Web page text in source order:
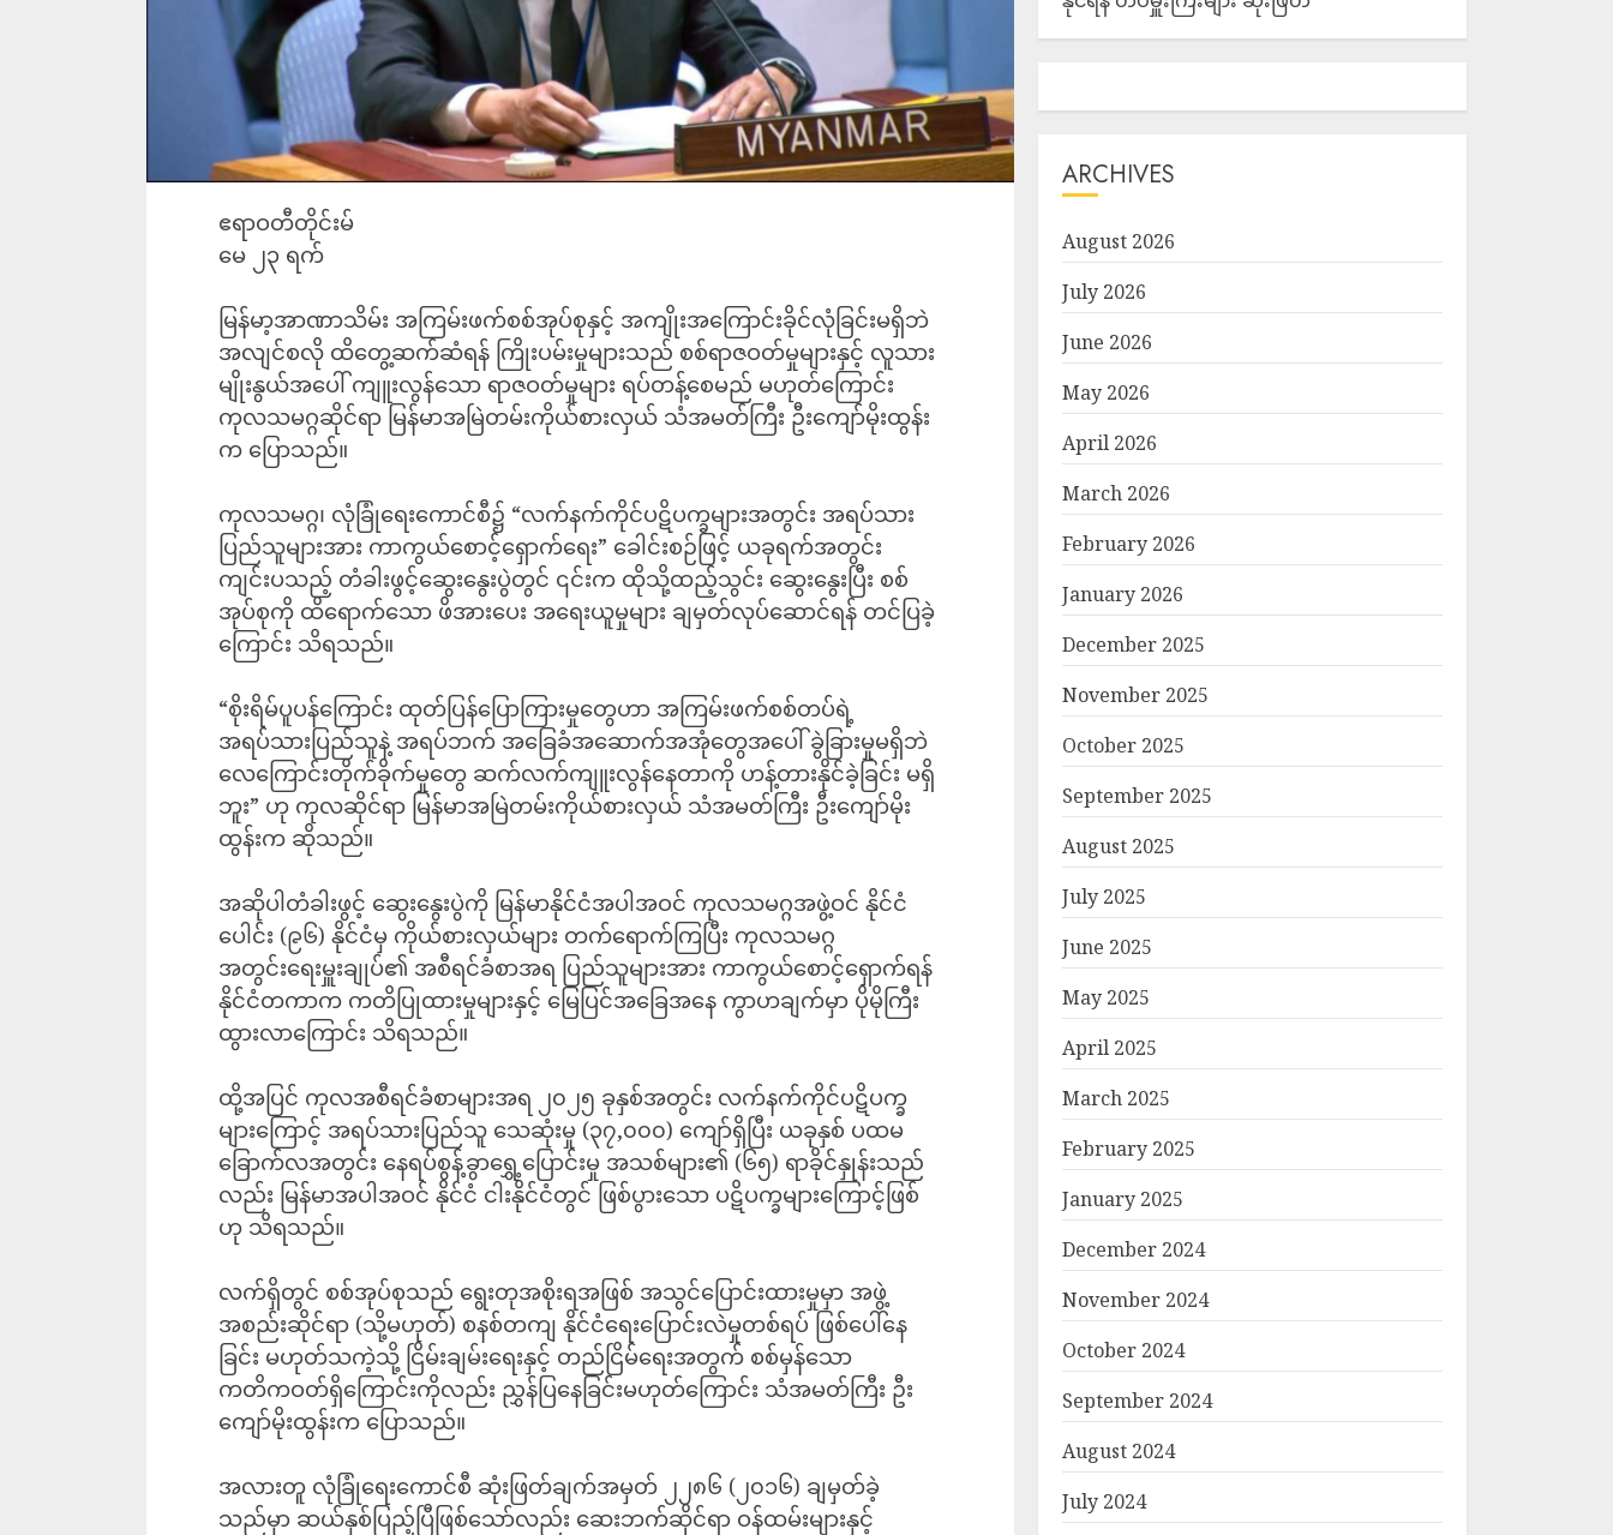
ဧရာဝတီတိုင်းမ်
မေ ၂၃ ရက်
မြန်မာ့အာဏာသိမ်း အကြမ်းဖက်စစ်အုပ်စုနှင့် အကျိုးအကြောင်းခိုင်လုံခြင်းမရှိဘဲ
အလျင်စလို ထိတွေ့ဆက်ဆံရန် ကြိုးပမ်းမှုများသည် စစ်ရာဇဝတ်မှုများနှင့် လူသား
မျိုးနွယ်အပေါ် ကျူးလွန်သော ရာဇဝတ်မှုများ ရပ်တန့်စေမည် မဟုတ်ကြောင်း
ကုလသမဂ္ဂဆိုင်ရာ မြန်မာအမြဲတမ်းကိုယ်စားလှယ် သံအမတ်ကြီး ဦးကျော်မိုးထွန်း
က ပြောသည်။
ကုလသမဂ္ဂ၊ လုံခြုံရေးကောင်စီ၌ “လက်နက်ကိုင်ပဋိပက္ခများအတွင်း အရပ်သား
ပြည်သူများအား ကာကွယ်စောင့်ရှောက်ရေး” ခေါင်းစဉ်ဖြင့် ယခုရက်အတွင်း
ကျင်းပသည့် တံခါးဖွင့်ဆွေးနွေးပွဲတွင် ၎င်းက ထိုသို့ထည့်သွင်း ဆွေးနွေးပြီး စစ်
အုပ်စုကို ထိရောက်သော ဖိအားပေး အရေးယူမှုများ ချမှတ်လုပ်ဆောင်ရန် တင်ပြခဲ့
ကြောင်း သိရသည်။
“စိုးရိမ်ပူပန်ကြောင်း ထုတ်ပြန်ပြောကြားမှုတွေဟာ အကြမ်းဖက်စစ်တပ်ရဲ့
အရပ်သားပြည်သူနဲ့ အရပ်ဘက် အခြေခံအဆောက်အအုံတွေအပေါ် ခွဲခြားမှုမရှိဘဲ
လေကြောင်းတိုက်ခိုက်မှုတွေ ဆက်လက်ကျူးလွန်နေတာကို ဟန့်တားနိုင်ခဲ့ခြင်း မရှိ
ဘူး” ဟု ကုလဆိုင်ရာ မြန်မာအမြဲတမ်းကိုယ်စားလှယ် သံအမတ်ကြီး ဦးကျော်မိုး
ထွန်းက ဆိုသည်။
အဆိုပါတံခါးဖွင့် ဆွေးနွေးပွဲကို မြန်မာနိုင်ငံအပါအဝင် ကုလသမဂ္ဂအဖွဲ့ဝင် နိုင်ငံ
ပေါင်း (၉၆) နိုင်ငံမှ ကိုယ်စားလှယ်များ တက်ရောက်ကြပြီး ကုလသမဂ္ဂ
အတွင်းရေးမှူးချုပ်၏ အစီရင်ခံစာအရ ပြည်သူများအား ကာကွယ်စောင့်ရှောက်ရန်
နိုင်ငံတကာက ကတိပြုထားမှုများနှင့် မြေပြင်အခြေအနေ ကွာဟချက်မှာ ပိုမိုကြီး
ထွားလာကြောင်း သိရသည်။
ထို့အပြင် ကုလအစီရင်ခံစာများအရ ၂၀၂၅ ခုနှစ်အတွင်း လက်နက်ကိုင်ပဋိပက္ခ
များကြောင့် အရပ်သားပြည်သူ သေဆုံးမှု (၃၇,၀၀၀) ကျော်ရှိပြီး ယခုနှစ် ပထမ
ခြောက်လအတွင်း နေရပ်စွန့်ခွာရွှေ့ပြောင်းမှု အသစ်များ၏ (၆၅) ရာခိုင်နှုန်းသည်
လည်း မြန်မာအပါအဝင် နိုင်ငံ ငါးနိုင်ငံတွင် ဖြစ်ပွားသော ပဋိပက္ခများကြောင့်ဖြစ်
ဟု သိရသည်။
လက်ရှိတွင် စစ်အုပ်စုသည် ရွေးတုအစိုးရအဖြစ် အသွင်ပြောင်းထားမှုမှာ အဖွဲ့
အစည်းဆိုင်ရာ (သို့မဟုတ်) စနစ်တကျ နိုင်ငံရေးပြောင်းလဲမှုတစ်ရပ် ဖြစ်ပေါ်နေ
ခြင်း မဟုတ်သကဲ့သို့ ငြိမ်းချမ်းရေးနှင့် တည်ငြိမ်ရေးအတွက် စစ်မှန်သော
ကတိကဝတ်ရှိကြောင်းကိုလည်း ညွှန်ပြနေခြင်းမဟုတ်ကြောင်း သံအမတ်ကြီး ဦး
ကျော်မိုးထွန်းက ပြောသည်။
အလားတူ လုံခြုံရေးကောင်စီ ဆုံးဖြတ်ချက်အမှတ် ၂၂၈၆ (၂၀၁၆) ချမှတ်ခဲ့
သည်မှာ ဆယ်နှစ်ပြည့်ပြီဖြစ်သော်လည်း ဆေးဘက်ဆိုင်ရာ ဝန်ထမ်းများနှင့်
ARCHIVES
August 2026
July 2026
June 2026
May 2026
April 2026
March 2026
February 2026
January 2026
December 2025
November 2025
October 2025
September 2025
August 2025
July 2025
June 2025
May 2025
April 2025
March 2025
February 2025
January 2025
December 2024
November 2024
October 2024
September 2024
August 2024
July 2024